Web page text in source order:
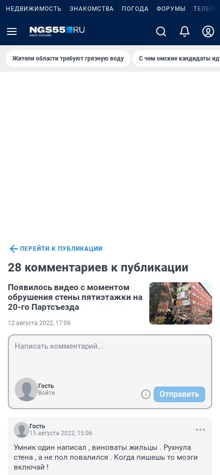
НЕДВИЖИМОСТЬ ЗНАКОМСТВА ПОГОДА ФОРУМЫ
Жители области требуют грязную воду С чем омские кандидаты
ПЕРЕЙТИ К ПУБЛИКАЦИИ
28 комментариев к публикации
Появилось видео с моментом
обрушения стены пятиэтажки на
20-го Партсъезда
12 августа 2022, 17:06
Гость
Войти
Отправить
Гость
15 августа 2022, 15:06
Умник один написал , виноваты жильцы . Рухнула
стена , а не пол повалился . Когда пишешь то мозги
включай !